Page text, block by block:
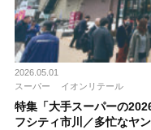
2026.05.01
スーパー
イオンリテール
特集「大手スーパーの
フシティ市川／多忙なヤ